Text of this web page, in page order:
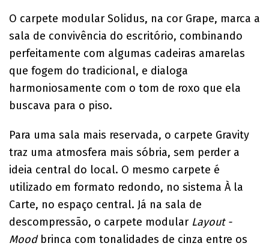
O carpete modular Solidus, na cor Grape, marca a
sala de convivência do escritório, combinando
perfeitamente com algumas cadeiras amarelas
que fogem do tradicional, e dialoga
harmoniosamente com o tom de roxo que ela
buscava para o piso.
Para uma sala mais reservada, o carpete Gravity
traz uma atmosfera mais sóbria, sem perder a
ideia central do local. O mesmo carpete é
utilizado em formato redondo, no sistema À la
Carte, no espaço central. Já na sala de
descompressão, o carpete modular Layout -
Moodbrinca com tonalidades de cinza entre os